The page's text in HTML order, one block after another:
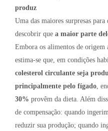
produz
Uma das maiores surpresas
descobrir que a maior parte
Embora os alimentos de origem
estima-se que, em condições
colesterol circulante seja
principalmente pelo fígado ,
30% provêm da dieta. Além
de compensação: quando
reduzir sua produção; quando